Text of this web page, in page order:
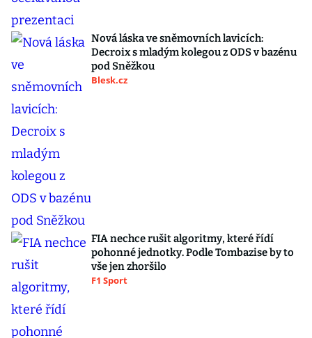
Nová láska ve sněmovních lavicích:
Decroix s mladým kolegou z ODS v bazénu
pod Sněžkou
Blesk.cz
FIA nechce rušit algoritmy, které řídí
pohonné jednotky. Podle Tombazise by to
vše jen zhoršilo
F1 Sport